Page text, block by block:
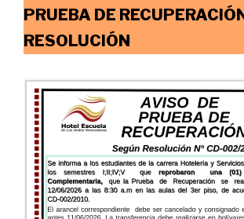
PRUEBA DE
RESOLUCIÓN